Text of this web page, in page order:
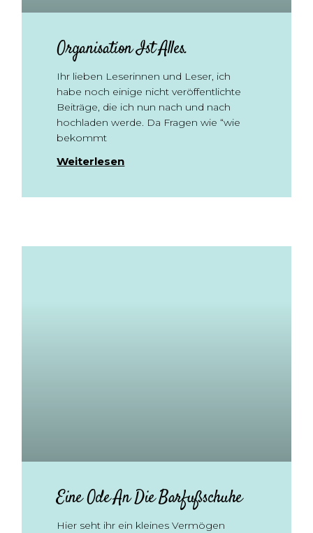
Organisation Ist Alles.
Ihr lieben Leserinnen und Leser, ich
habe noch einige nicht veröffentlichte
Beiträge, die ich nun nach und nach
hochladen werde. Da Fragen wie “wie
bekommt
Weiterlesen
Eine Ode An Die Barfußschuhe
Hier seht ihr ein kleines Vermögen